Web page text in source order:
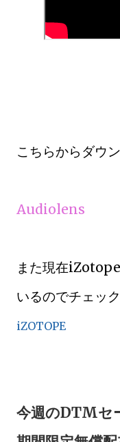
こちらからダウ
Audiolens
また現在
いるのでチェッ
iZOTOPE
今週のDTMセ